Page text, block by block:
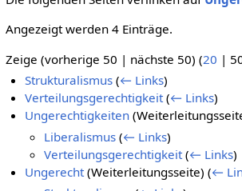
Angezeigt werden 4 Einträge.
Zeige (vorherige 50 | nächste 50) (20 |
Strukturalismus (← Links)
Verteilungsgerechtigkeit (← Links)
Ungerechtigkeiten
Liberalismus (← Links)
Verteilungsgerechtigkeit (← Links)
Ungerecht (Weiterleitungsseite)(←